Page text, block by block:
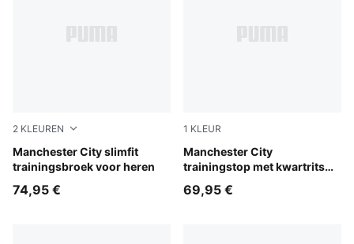
2 KLEUREN
Manchester City slimfit
trainingsbroek voor heren
PUMA Black-Cast Iron
74,95 €
1 KLEUR
Manchester City
trainingstop met kwartrits
Dewdrop-Blue Jewel
69,95 €